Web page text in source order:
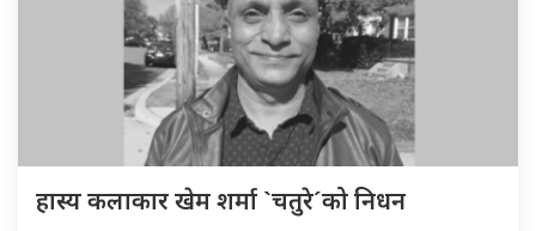
हास्य कलाकार खेम शर्मा `चतुरे´को निधन